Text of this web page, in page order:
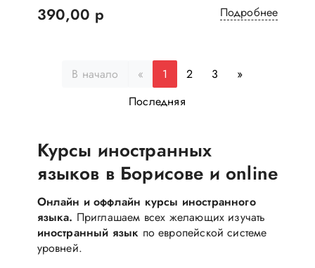
390,00 р Подробнее
В начало « 1 2 3
»
Последняя
Курсы иностранных
языков в Борисове и online
Онлайн и оффлайн курсы иностранного
языка. Приглашаем всех желающих изучать
иностранный язык по европейской системе
уровней.